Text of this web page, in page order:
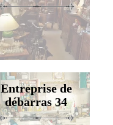
Entreprise de
débarras 34